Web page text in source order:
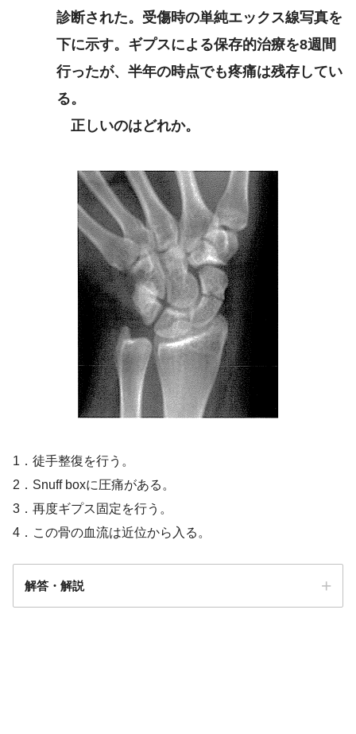
診断された。受傷時の単純エックス線写真を
下に示す。ギプスによる保存的治療を8週間
行ったが、半年の時点でも疼痛は残存してい
る。
正しいのはどれか。
1．徒手整復を行う。
2．Snuff boxに圧痛がある。
3．再度ギプス固定を行う。
4．この骨の血流は近位から入る。
解答・解説